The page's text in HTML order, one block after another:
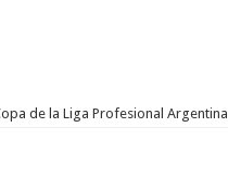
de la Liga Profesional Argentina